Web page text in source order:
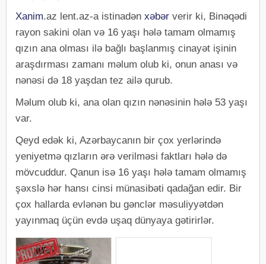
Xanim.az lent.az-a istinadən xəbər verir ki, Binəqədi
rayon sakini olan və 16 yaşı hələ tamam olmamış
qızın ana olması ilə bağlı başlanmış cinayət işinin
araşdırması zamanı məlum olub ki, onun anası və
nənəsi də 18 yaşdan tez ailə qurub.
Məlum olub ki, ana olan qızın nənəsinin hələ 53 yaşı
var.
Qeyd edək ki, Azərbaycanın bir çox yerlərində
yeniyetmə qızların ərə verilməsi faktları hələ də
mövcuddur. Qanun isə 16 yaşı hələ tamam olmamış
şəxslə hər hansı cinsi münasibəti qadağan edir. Bir
çox hallarda evlənən bu gənclər məsuliyyətdən
yayınmaq üçün evdə uşaq dünyaya gətirirlər.